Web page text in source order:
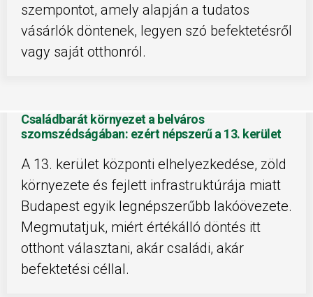
szempontot, amely alapján a tudatos
vásárlók döntenek, legyen szó befektetésről
vagy saját otthonról.
Családbarát környezet a belváros
szomszédságában: ezért népszerű a 13. kerület
A 13. kerület központi elhelyezkedése, zöld
környezete és fejlett infrastruktúrája miatt
Budapest egyik legnépszerűbb lakóövezete.
Megmutatjuk, miért értékálló döntés itt
otthont választani, akár családi, akár
befektetési céllal.